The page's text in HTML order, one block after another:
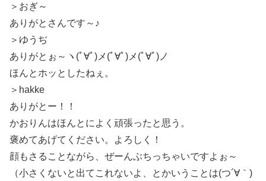
＞おぎ～
ありがとさんです～♪
＞ゆうぢ
ありがとぉ～ヽ(ﾟ∀ﾟ)メ(ﾟ∀ﾟ)メ(ﾟ∀ﾟ)ノ
ほんとホッとしたねぇ。
＞hakke
ありがとー！！
かおりんはほんとによく頑張ったと思う。
褒めてあげてください。よろしく！
顔もさることながら、ぜーんぶちっちゃいですよぉ～
（小さくないと出てこれないよ、とかいうことは(つ´∀｀)